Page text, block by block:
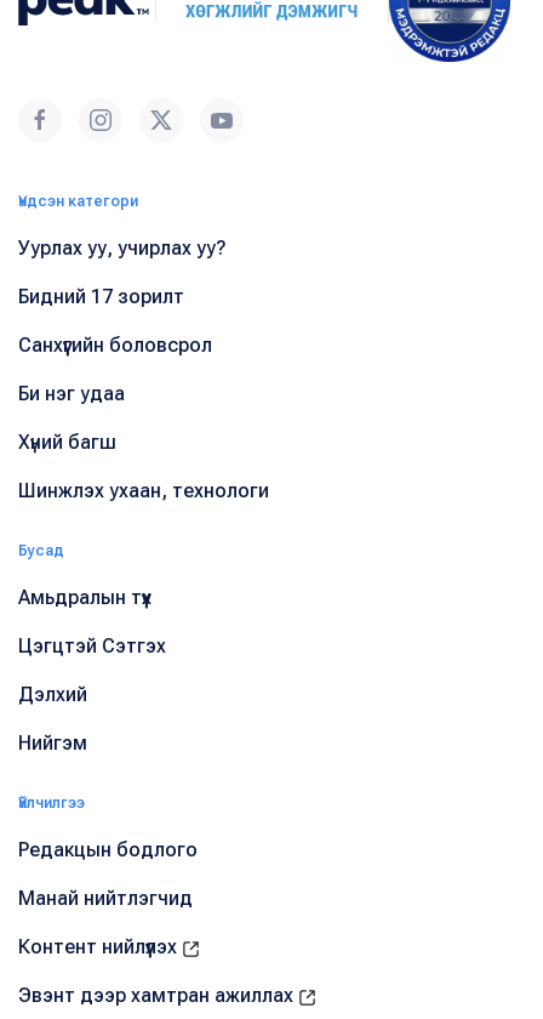
Үндсэн категори
Уурлах уу, учирлах уу?
Бидний 17 зорилт
Санхүүгийн боловсрол
Би нэг удаа
Хүний багш
Шинжлэх ухаан, технологи
Бусад
Амьдралын түүх
Цэгцтэй Сэтгэх
Дэлхий
Нийгэм
Үйлчилгээ
Редакцын бодлого
Манай нийтлэгчид
Контент нийлүүлэх
Эвэнт дээр хамтран ажиллах